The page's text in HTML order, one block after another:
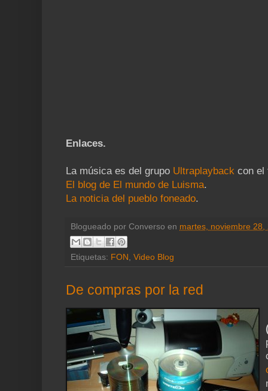
Enlaces.
La música es del grupo Ultraplayback con el
El blog de El mundo de Luisma.
La noticia del pueblo foneado.
Blogueado por Converso en martes, noviembre 28,
Etiquetas: FON Video Blog
De compras por la red